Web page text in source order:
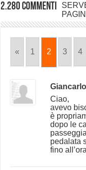
2.280 commenti
« 1 2 3 4
Giancarlo
Ciao,
avevo
è
dopo le
pedalata
fino